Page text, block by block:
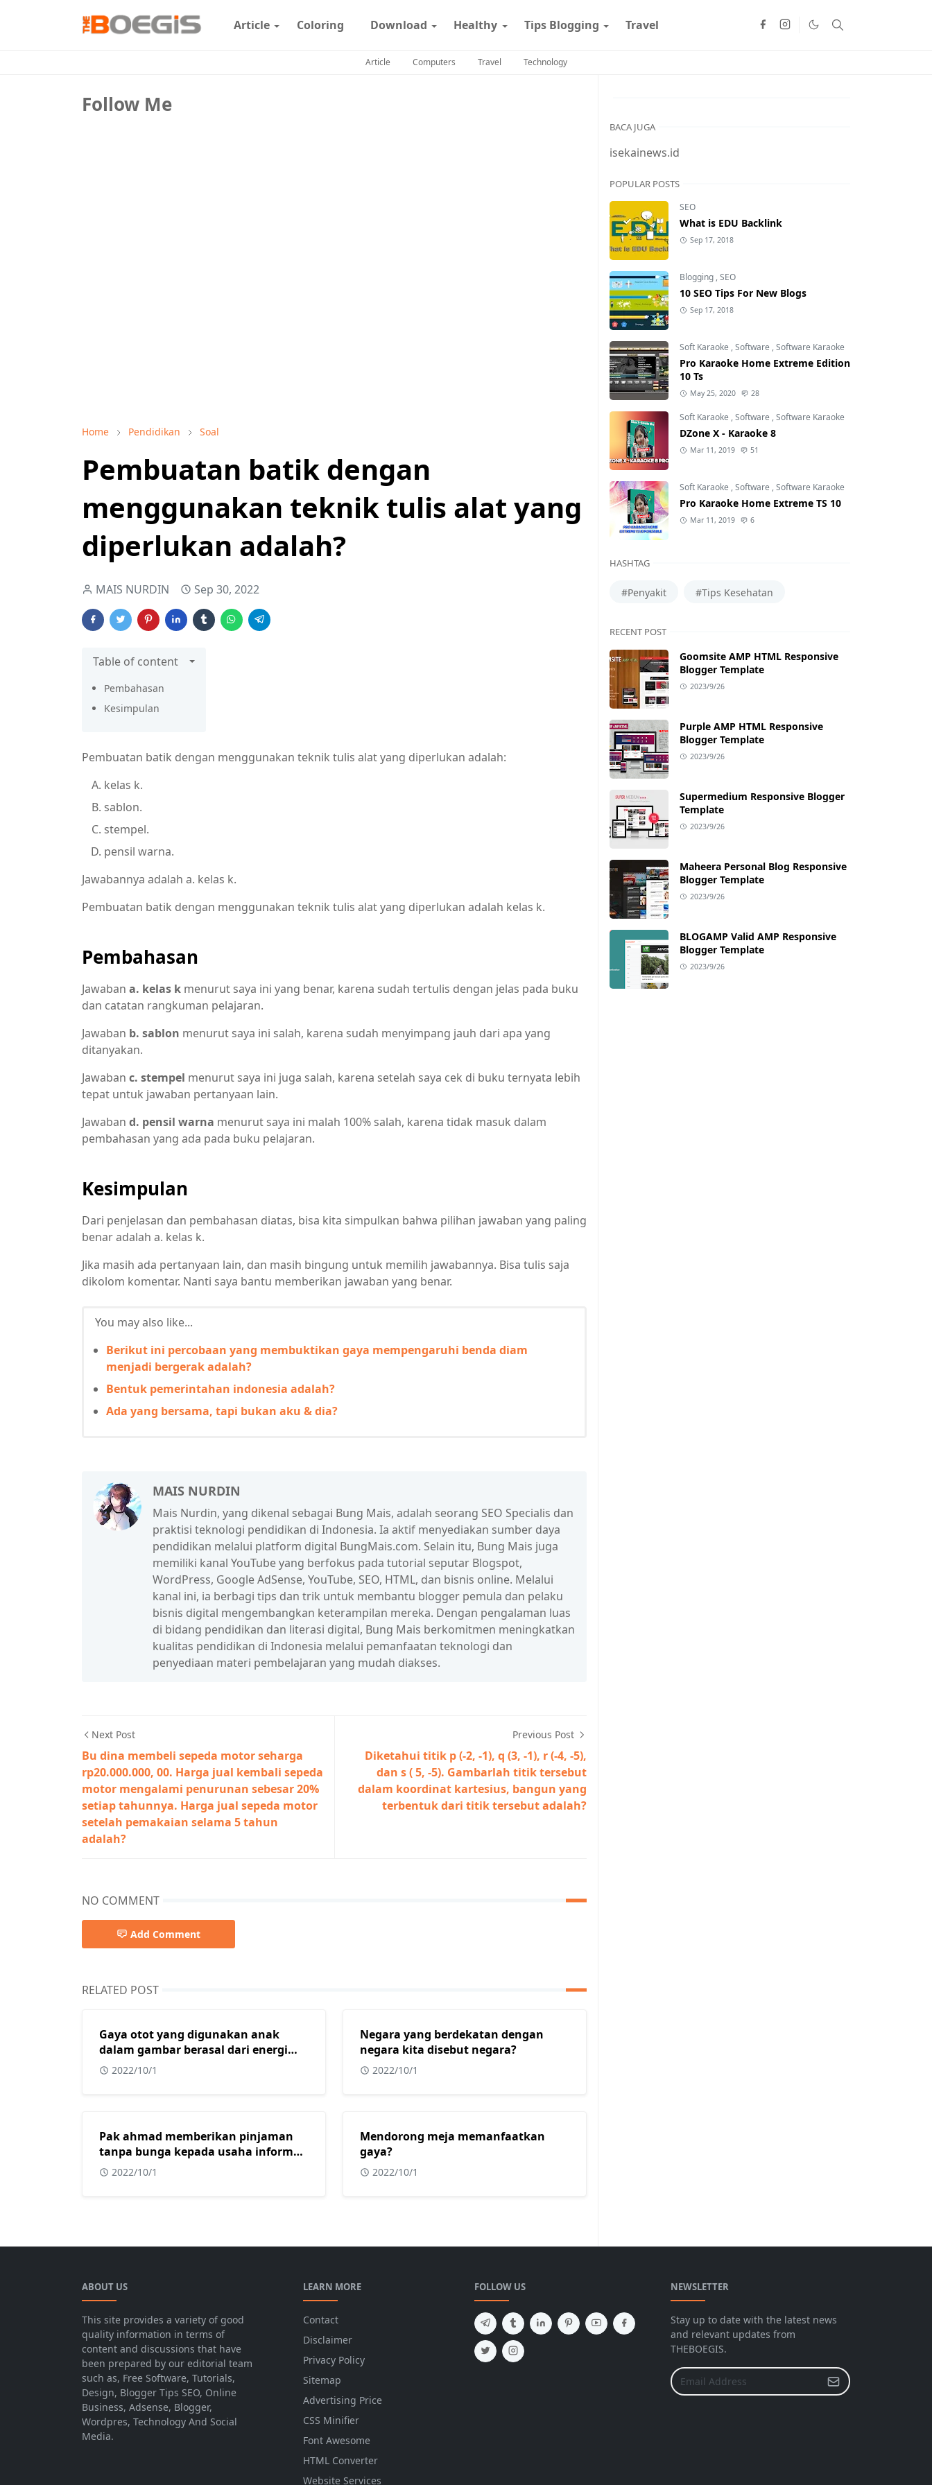
Article Coloring Download Healthy Tips Blogging Travel
Article Computers Travel Technology
Follow Me
Home Pendidikan Soal
Pembuatan batik dengan
menggunakan teknik tulis alat yang
diperlukan adalah?
MAIS NURDIN Sep 30, 2022
Table of content
Pembahasan
Kesimpulan
Pembuatan batik dengan menggunakan teknik tulis alat yang diperlukan adalah:
kelas k.
sablon.
stempel.
pensil warna.
Jawabannya adalah a. kelas k.
Pembuatan batik dengan menggunakan teknik tulis alat yang diperlukan adalah kelas k.
Pembahasan
Jawaban a. kelas k menurut saya ini yang benar, karena sudah tertulis dengan jelas pada buku
dan catatan rangkuman pelajaran.
Jawaban b. sablon menurut saya ini salah, karena sudah menyimpang jauh dari apa yang
ditanyakan.
Jawaban c. stempel menurut saya ini juga salah, karena setelah saya cek di buku ternyata lebih
tepat untuk jawaban pertanyaan lain.
Jawaban d. pensil warna menurut saya ini malah 100% salah, karena tidak masuk dalam
pembahasan yang ada pada buku pelajaran.
Kesimpulan
Dari penjelasan dan pembahasan diatas, bisa kita simpulkan bahwa pilihan jawaban yang paling
benar adalah a. kelas k.
Jika masih ada pertanyaan lain, dan masih bingung untuk memilih jawabannya. Bisa tulis saja
dikolom komentar. Nanti saya bantu memberikan jawaban yang benar.
You may also like...
Berikut ini percobaan yang membuktikan gaya mempengaruhi benda diam
menjadi bergerak adalah?
Bentuk pemerintahan indonesia adalah?
Ada yang bersama, tapi bukan aku & dia?
MAIS NURDIN
Mais Nurdin, yang dikenal sebagai Bung Mais, adalah seorang SEO Specialis dan
praktisi teknologi pendidikan di Indonesia. Ia aktif menyediakan sumber daya
pendidikan melalui platform digital BungMais.com. Selain itu, Bung Mais juga
memiliki kanal YouTube yang berfokus pada tutorial seputar Blogspot,
WordPress, Google AdSense, YouTube, SEO, HTML, dan bisnis online. Melalui
kanal ini, ia berbagi tips dan trik untuk membantu blogger pemula dan pelaku
bisnis digital mengembangkan keterampilan mereka. Dengan pengalaman luas
di bidang pendidikan dan literasi digital, Bung Mais berkomitmen meningkatkan
kualitas pendidikan di Indonesia melalui pemanfaatan teknologi dan
penyediaan materi pembelajaran yang mudah diakses.
Next Post
Bu dina membeli sepeda motor seharga
rp20.000.000, 00. Harga jual kembali sepeda
motor mengalami penurunan sebesar 20%
setiap tahunnya. Harga jual sepeda motor
setelah pemakaian selama 5 tahun
adalah?
Previous Post
Diketahui titik p (-2, -1), q (3, -1), r (-4, -5),
dan s ( 5, -5). Gambarlah titik tersebut
dalam koordinat kartesius, bangun yang
terbentuk dari titik tersebut adalah?
NO COMMENT
Add Comment
RELATED POST
Gaya otot yang digunakan anak
dalam gambar berasal dari energi
yang diperoleh dari?
2022/10/1
Negara yang berdekatan dengan
negara kita disebut negara?
2022/10/1
Pak ahmad memberikan pinjaman
tanpa bunga kepada usaha informal
yang dimiliki oleh beberapa warga
ahmad sangat tepat karena usaha
2022/10/1
Mendorong meja memanfaatkan
gaya?
2022/10/1
BACA JUGA
isekainews.id
POPULAR POSTS
SEO
What is EDU Backlink
Sep 17, 2018
Blogging ,SEO
10 SEO Tips For New Blogs
Sep 17, 2018
Soft Karaoke ,Software ,Software Karaoke
Pro Karaoke Home Extreme Edition
10 Ts
May 25, 2020 28
Soft Karaoke ,Software ,Software Karaoke
DZone X - Karaoke 8
Mar 11, 2019 51
Soft Karaoke ,Software ,Software Karaoke
Pro Karaoke Home Extreme TS 10
Mar 11, 2019 6
HASHTAG
#Penyakit #Tips Kesehatan
RECENT POST
Goomsite AMP HTML Responsive
Blogger Template
2023/9/26
Purple AMP HTML Responsive
Blogger Template
2023/9/26
Supermedium Responsive Blogger
Template
2023/9/26
Maheera Personal Blog Responsive
Blogger Template
2023/9/26
BLOGAMP Valid AMP Responsive
Blogger Template
2023/9/26
ABOUT US
This site provides a variety of good
quality information in terms of
content and discussions that have
been prepared by our editorial team
such as, Free Software, Tutorials,
Design, Blogger Tips SEO, Online
Business, Adsense, Blogger,
Wordpres, Technology And Social
Media.
LEARN MORE
Contact
Disclaimer
Privacy Policy
Sitemap
Advertising Price
CSS Minifier
Font Awesome
HTML Converter
Website Services
FOLLOW US NEWSLETTER
Stay up to date with the latest news
and relevant updates from
THEBOEGIS.